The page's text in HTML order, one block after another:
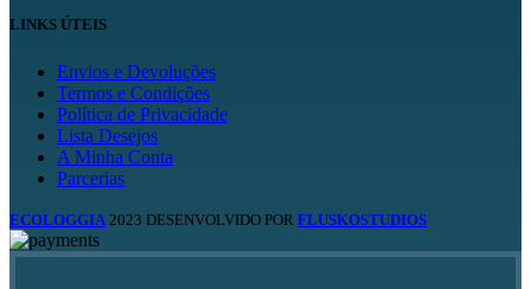
LINKS ÚTEIS
Envios e Devoluções
Termos e Condições
Política de Privacidade
Lista Desejos
A Minha Conta
Parcerias
ECOLOGGIA 2023 DESENVOLVIDO POR FLUSKOSTUDIOS